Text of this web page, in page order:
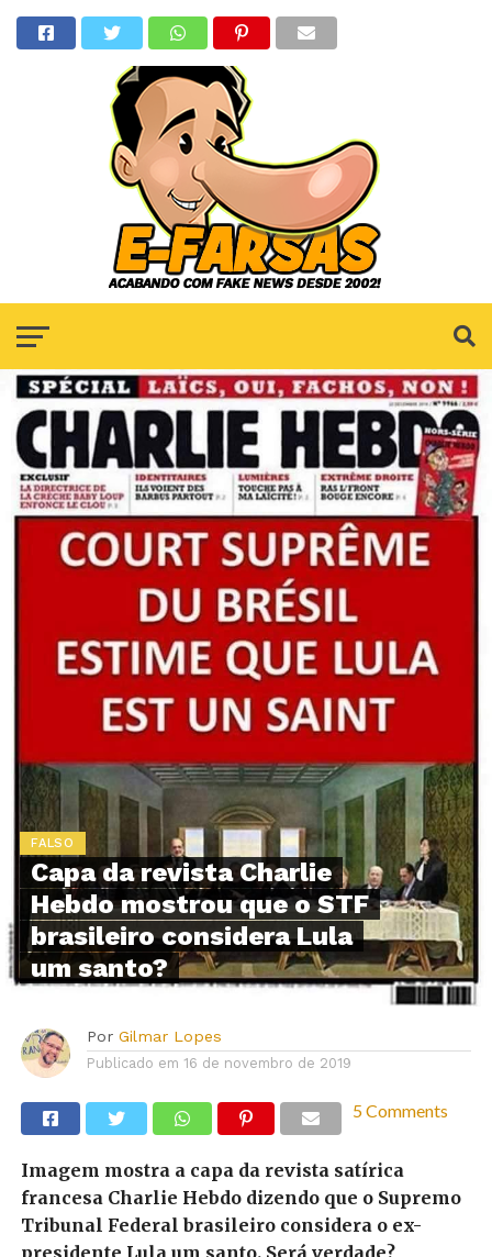
FALSO
Capa da revista Charlie
Hebdo mostrou que o STF
brasileiro considera Lula
um santo?
Por Gilmar Lopes
Publicado em 16 de novembro de 2019
5 Comments
Imagem mostra a capa da revista satírica
francesa Charlie Hebdo dizendo que o Supremo
Tribunal Federal brasileiro considera o ex-
presidente Lula um santo. Será verdade?